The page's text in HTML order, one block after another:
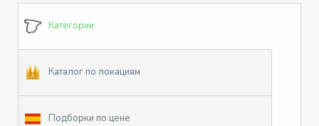
Категории
Каталог по локациям
Подборки по цене